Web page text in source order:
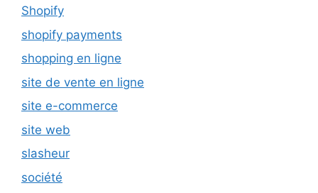
Shopify
shopify payments
shopping en ligne
site de vente en ligne
site e-commerce
site web
slasheur
société